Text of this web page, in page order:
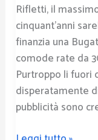
Rifletti, il
cinquant’anni
finanzia una
comode rate da
Purtroppo li fuori
disperatamente
pubblicità sono